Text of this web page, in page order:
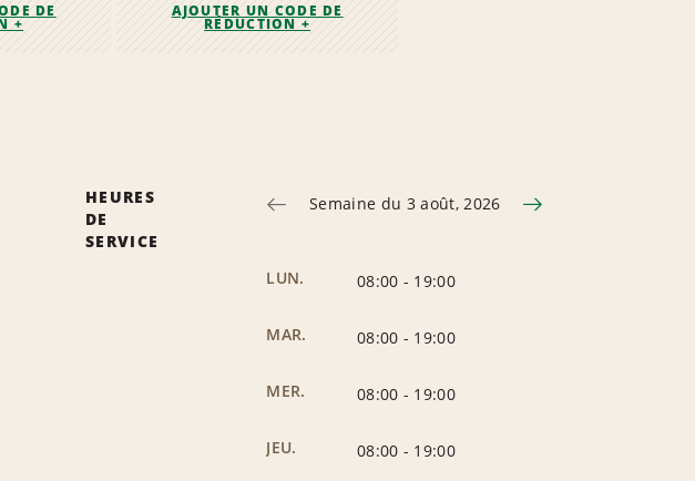
DE
+
AJOUTER UN CODE DE
RÉDUCTION +
HEURES
DE
SERVICE
Semaine du 3 août, 2026
LUN. 08:00 - 19:00
MAR. 08:00 - 19:00
MER. 08:00 - 19:00
JEU. 08:00 - 19:00